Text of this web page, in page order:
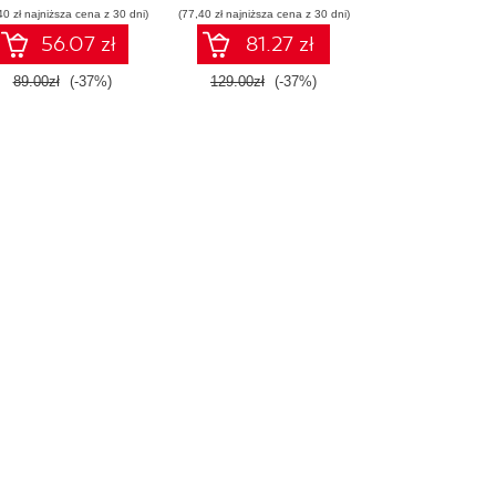
zł najniższa cena z 30 dni)
56.07 zł
89.00zł (-37%)
(77,40 zł najniższa cena z 30 dni)
81.27 zł
129.00zł (-37%)